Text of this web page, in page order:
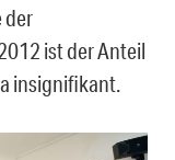
der
ist der Anteil
insignifikant.